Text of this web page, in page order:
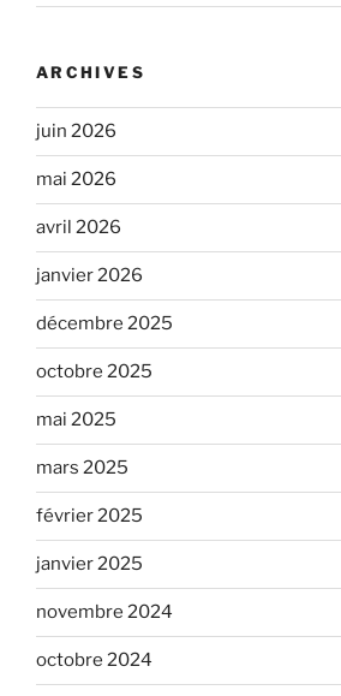
ARCHIVES
juin 2026
mai 2026
avril 2026
janvier 2026
décembre 2025
octobre 2025
mai 2025
mars 2025
février 2025
janvier 2025
novembre 2024
octobre 2024